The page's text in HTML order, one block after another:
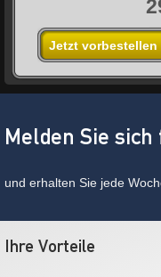
Jetzt vorbestellen
Melden Sie
und erhalten Sie jede
Ihre Vorteile